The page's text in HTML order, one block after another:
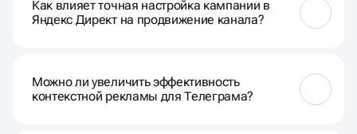
Как влияет точная настройка кампании в
Грамотно собранная семантика, чёткая структура
рекламной кампании и корректные объявления
позволяют получить более низкую цену за клик и
Можно ли увеличить эффективность